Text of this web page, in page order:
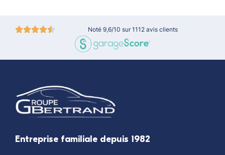
Noté 9,6/10 sur 1112 avis clients
Entreprise familiale depuis 1982